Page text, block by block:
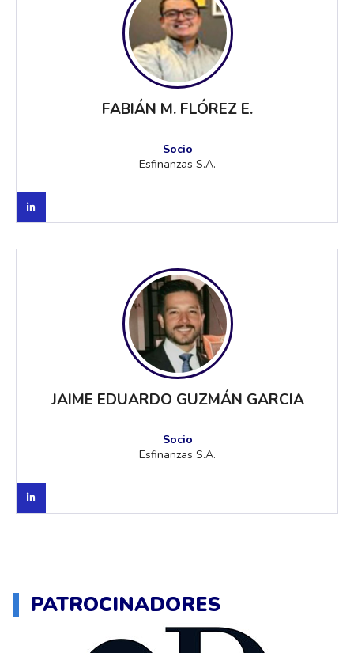
FABIÁN M. FLÓREZ E.
Socio
Esfinanzas S.A.
JAIME EDUARDO GUZMÁN GARCIA
Socio
Esfinanzas S.A.
PATROCINADORES